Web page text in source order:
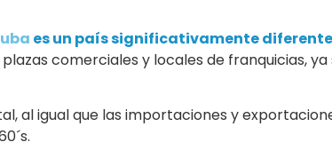
es un país significativamente
comerciales y locales de franquicias,
al igual que las importaciones y